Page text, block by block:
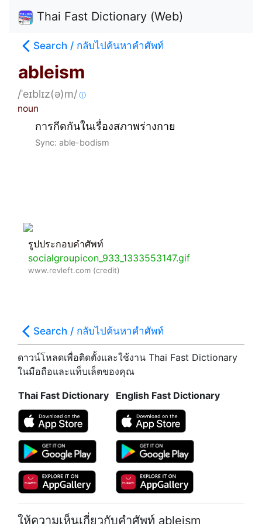
Thai Fast Dictionary (Web)
Search / กลับไปค้นหาคำศัพท์
ableism
/ˈeɪblɪz(ə)m/ ⓘ
noun
การกีดกันในเรื่องสภาพร่างกาย
Sync: able-bodism
รูปประกอบคำศัพท์
socialgroupicon_933_1333553147.gif
www.revleft.com (credit)
Search / กลับไปค้นหาคำศัพท์
ดาวน์โหลดเพื่อติดตั้งและใช้งาน Thai Fast Dictionary
ในมือถือและแท็บเล็ตของคุณ
Thai Fast Dictionary English Fast Dictionary
ให้ความเห็นเกี่ยวกับคำศัพท์ ableism